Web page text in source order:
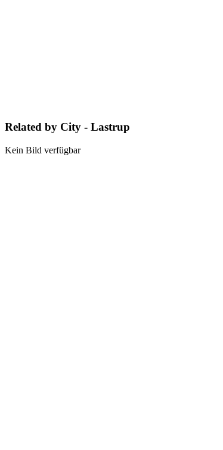
Related by City - Lastrup
Kein Bild verfügbar